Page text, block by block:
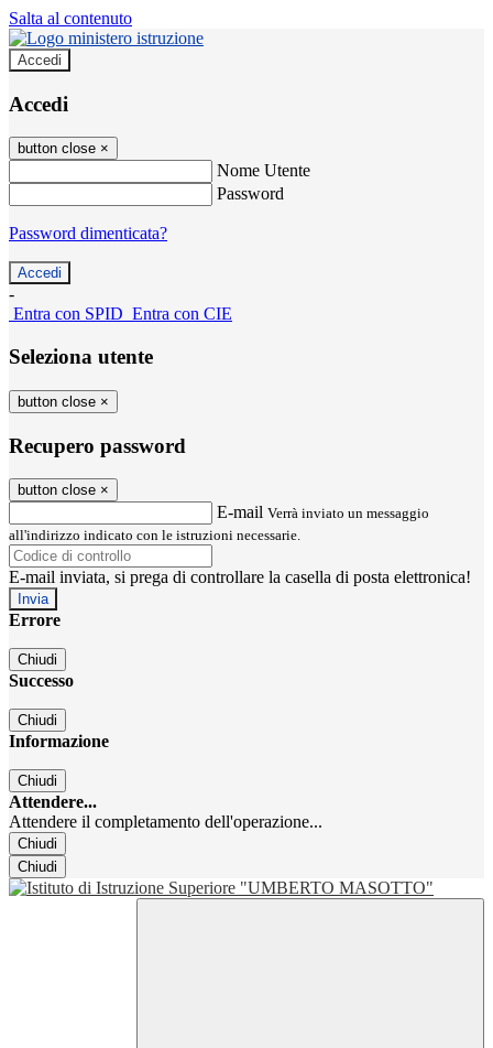
Salta al contenuto
Accedi
Accedi
button close ×
Nome Utente
Password
Password dimenticata?
-
Entra con SPID Entra con CIE
Seleziona utente
button close ×
Recupero password
button close ×
E-mail Verrà inviato un messaggio
all'indirizzo indicato con le istruzioni necessarie.
E-mail inviata, si prega di controllare la casella di posta elettronica!
Errore
Chiudi
Successo
Chiudi
Informazione
Chiudi
Attendere...
Attendere il completamento dell'operazione...
Chiudi
Chiudi